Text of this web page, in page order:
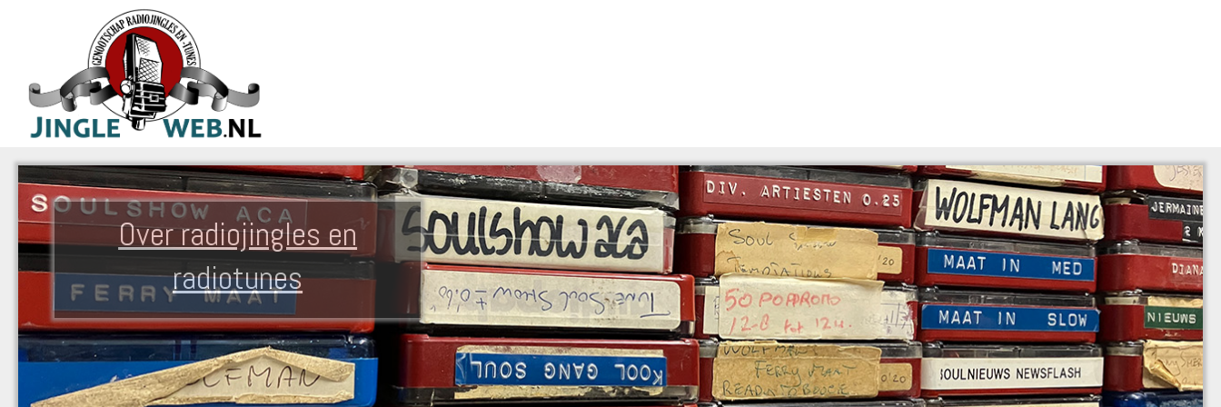
Over radiojingles en
radiotunes